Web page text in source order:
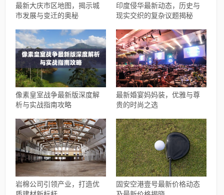
最新大庆市区地图，揭示城
市发展与变迁的奥秘
印度侵华最新动态，历史与
现实交织的复杂议题揭秘
像素皇室战争最新版深度解
析与实战指南攻略
最新婚宴妈妈装，优雅与尊
贵的时尚之选
岩棉公司引领产业，打造优
固安空港壹号最新价格动态